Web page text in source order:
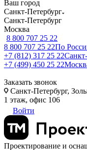
Ваш город
Санкт-Петербург
Санкт-Петербург
Москва
8 800 707 25 22
8 800 707 25 22По
+7 (812) 317 25 22
+7 (499) 450 25 22
Заказать звонок
Санкт-Петербург,
1 этаж, офис 106
Войти
Проектирование и